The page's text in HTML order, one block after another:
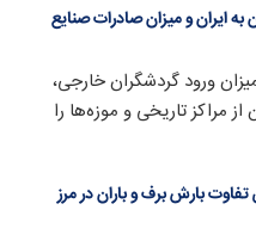
به ایران و میزان صادرات صنایع
میزان ورود گردشگران خارجی،
مراکز تاریخی و موزه‌ها را
بارش برف و باران در مرز